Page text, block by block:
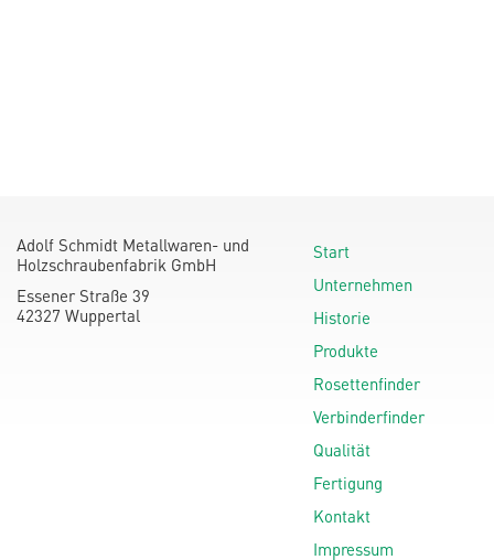
Adolf Schmidt Metallwaren- und
Holzschraubenfabrik GmbH
Essener Straße 39
42327 Wuppertal
Start
Unternehmen
Historie
Produkte
Rosettenfinder
Verbinderfinder
Qualität
Fertigung
Kontakt
Impressum